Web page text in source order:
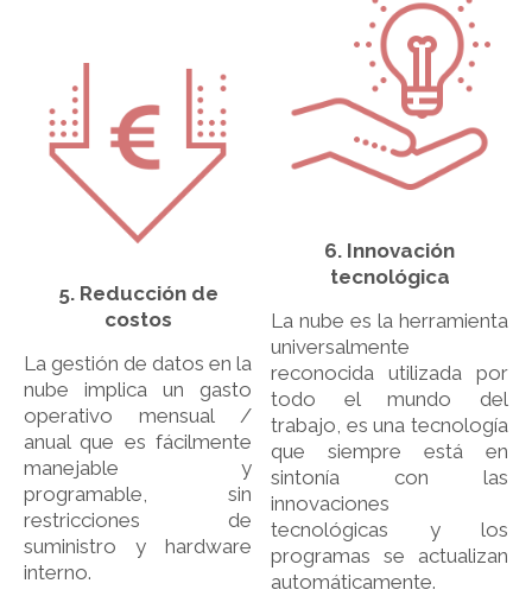
5. Reducción de
costos
La gestión de datos en la
nube implica un gasto
operativo mensual /
anual que es fácilmente
manejable y
programable, sin
restricciones de
suministro y hardware
interno.
6. Innovación
tecnológica
La nube es la herramienta
universalmente
reconocida utilizada por
todo el mundo del
trabajo, es una tecnología
que siempre está en
sintonía con las
innovaciones
tecnológicas y los
programas se actualizan
automáticamente.